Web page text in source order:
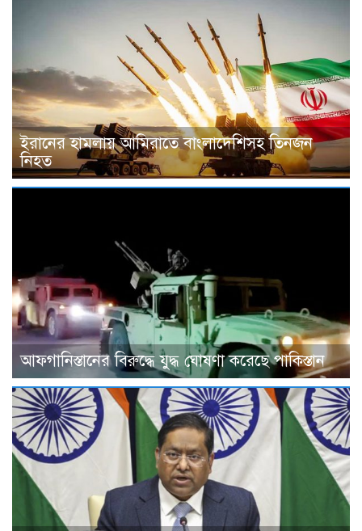
ইরানের হামলায় আমিরাতে বাংলাদেশিসহ তিনজন
নিহত
আফগানিস্তানের বিরুদ্ধে যুদ্ধ ঘোষণা করেছে পাকিস্তান